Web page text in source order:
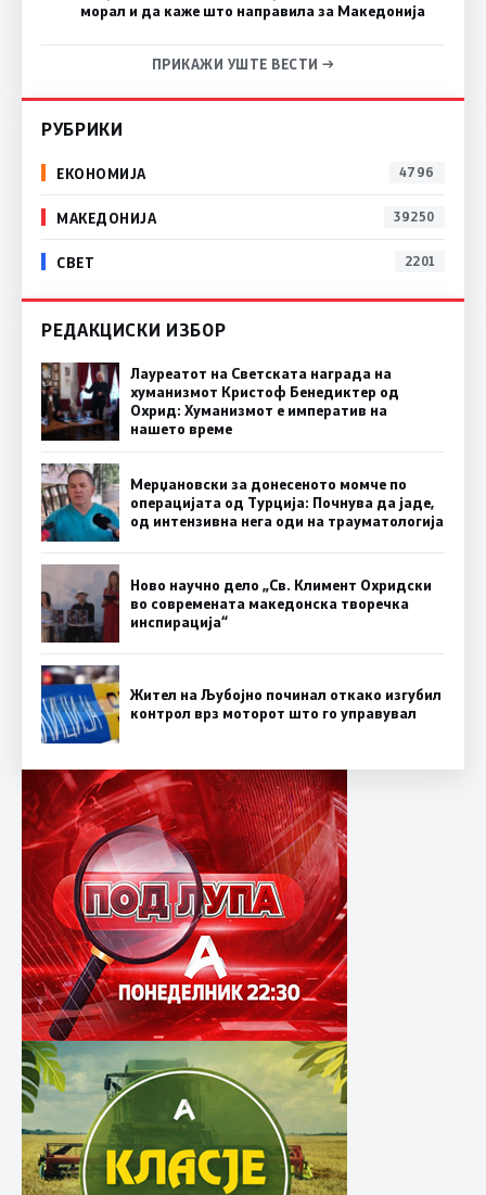
морал и да каже што направила за Македонија
ПРИКАЖИ УШТЕ ВЕСТИ →
РУБРИКИ
ЕКОНОМИЈА 4796
МАКЕДОНИЈА 39250
СВЕТ 2201
РЕДАКЦИСКИ ИЗБОР
Лауреатот на Светската награда на
хуманизмот Кристоф Бенедиктер од
Охрид: Хуманизмот е императив на
нашето време
Мерџановски за донесеното момче по
операцијата од Турција: Почнува да јаде,
од интензивна нега оди на трауматологија
Ново научно дело „Св. Климент Охридски
во современата македонска творечка
инспирација“
Жител на Љубојно починал откако изгубил
контрол врз моторот што го управувал